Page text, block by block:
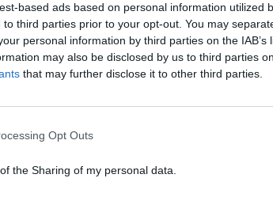
based ads based on personal information utilized
to third parties prior to your opt-out. You may
personal information by third parties on the IAB’s
may also be disclosed by us to third parties
that may further disclose it to other third parties.
Opt Outs
the Sharing of my personal data.